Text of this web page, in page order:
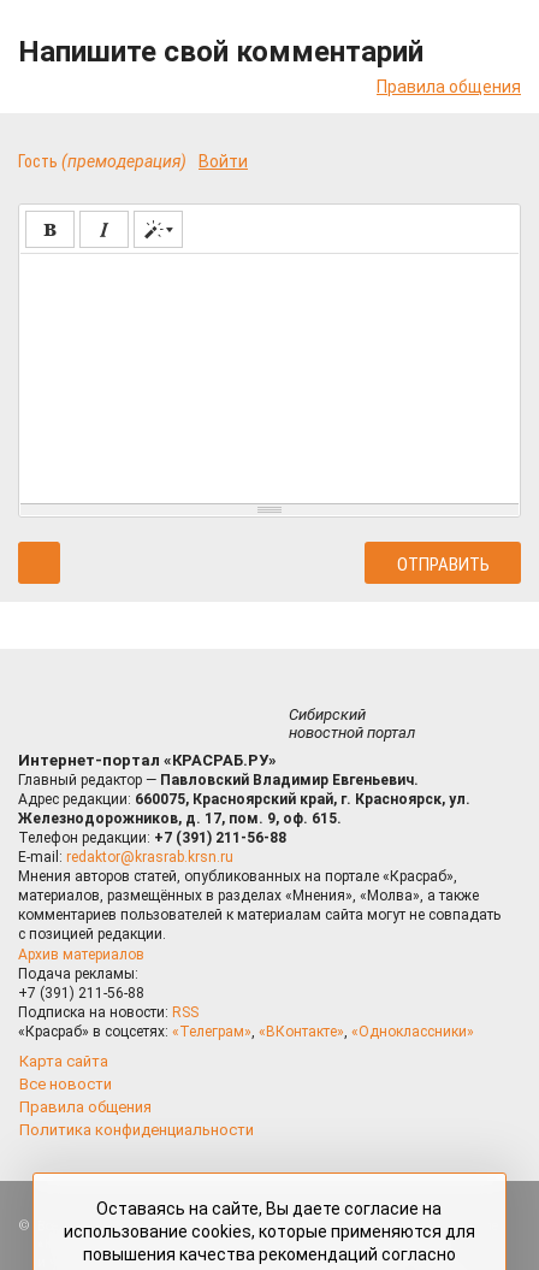
Напишите свой комментарий
Правила общения
Гость (премодерация) Войти
Сибирский
новостной портал
Интернет-портал «КРАСРАБ.РУ»
Главный редактор — Павловский Владимир Евгеньевич.
Адрес редакции: 660075, Красноярский край, г. Красноярск, ул.
Железнодорожников, д. 17, пом. 9, оф. 615.
Телефон редакции: +7 (391) 211-56-88
E-mail: redaktor@krasrab.krsn.ru
Мнения авторов статей, опубликованных на портале «Красраб»,
материалов, размещённых в разделах «Мнения», «Молва», а также
комментариев пользователей к материалам сайта могут не совпадать
с позицией редакции.
Архив материалов
Подача рекламы:
+7 (391) 211-56-88
Подписка на новости: RSS
«Красраб» в соцсетях: «Телеграм», «ВКонтакте», «Одноклассники»
Карта сайта
Все новости
Правила общения
Политика конфиденциальности
Все права защищены. Любые материалы, размещённые на портале
«Красраб.ру» сотрудниками редакции, нештатными авторами
и читателями, являются объектами авторского права. Полное или
Оставаясь на сайте, Вы даете согласие на
использование cookies, которые применяются для
повышения качества рекомендаций согласно